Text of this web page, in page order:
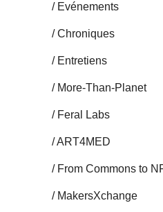
Evé­ne­ments
Chro­niques
En­tre­tiens
More-Than-Pla­net
Feral Labs
ART4MED
From Commons to
Ma­kersX­change